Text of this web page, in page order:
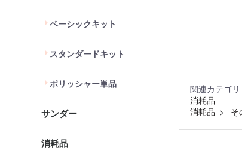
ベーシックキット
スタンダードキット
ポリッシャー単品
サンダー
消耗品
関連カテゴリ
消耗品
消耗品
そ